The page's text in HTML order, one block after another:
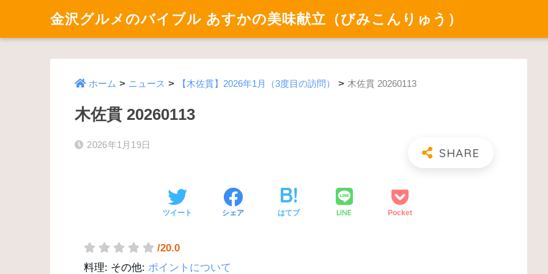
金沢グルメのバイブル あすかの美味献立（びみこんりゅう）
ホーム > ニュース > 【木佐貫】2026年1月（3度目の訪問） > 木佐貫 20260113
木佐貫 20260113
2026年1月19日
ツイート シェア はてブ LINE Pocket
/20.0
料理: その他: ポイントについて